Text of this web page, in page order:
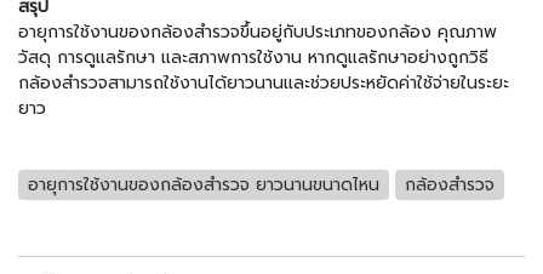
สรุป
อายุการใช้งานของกล้องสำรวจขึ้นอยู่กับประเภทของกล้อง คุณภาพ
วัสดุ การดูแลรักษา และสภาพการใช้งาน หากดูแลรักษาอย่างถูกวิธี
กล้องสำรวจสามารถใช้งานได้ยาวนานและช่วยประหยัดค่าใช้จ่ายในระยะ
ยาว
อายุการใช้งานของกล้องสำรวจ ยาวนานขนาดไหน กล้องสำรวจ